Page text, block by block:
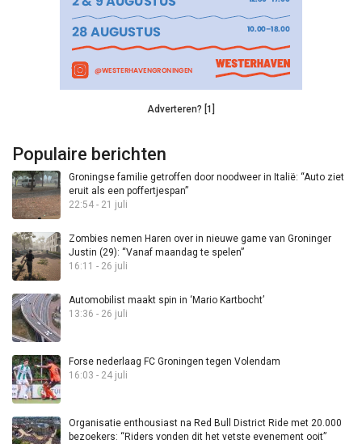
Adverteren? [1]
Populaire berichten
Groningse familie getroffen door noodweer in Italië: “Auto ziet
eruit als een poffertjespan”
22:54 - 21 juli
Zombies nemen Haren over in nieuwe game van Groninger
Justin (29): “Vanaf maandag te spelen”
16:11 - 26 juli
Automobilist maakt spin in ‘Mario Kartbocht’
13:36 - 26 juli
Forse nederlaag FC Groningen tegen Volendam
16:03 - 24 juli
Organisatie enthousiast na Red Bull District Ride met 20.000
bezoekers: “Riders vonden dit het vetste evenement ooit”